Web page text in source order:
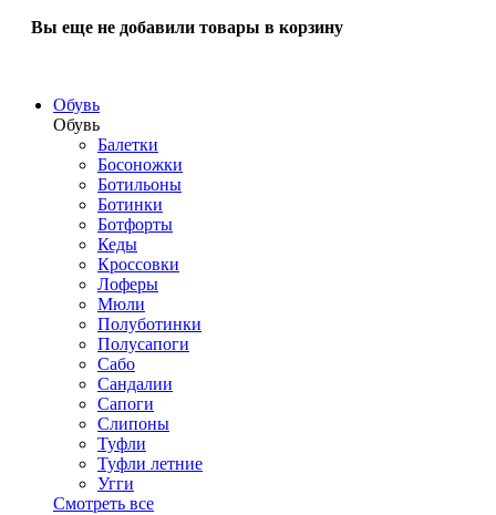
Вы еще не добавили товары в корзину
Обувь
Обувь
Балетки
Босоножки
Ботильоны
Ботинки
Ботфорты
Кеды
Кроссовки
Лоферы
Мюли
Полуботинки
Полусапоги
Сабо
Сандалии
Сапоги
Слипоны
Туфли
Туфли летние
Угги
Смотреть все